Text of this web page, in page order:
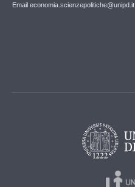
Email economia.scienzepolitiche@unipd.it